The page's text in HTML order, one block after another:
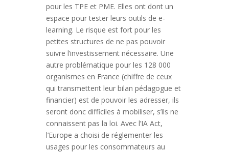
pour les TPE et PME. Elles ont dont un
espace pour tester leurs outils de e-
learning. Le risque est fort pour les
petites structures de ne pas pouvoir
suivre l’investissement nécessaire. Une
autre problématique pour les 128 000
organismes en France (chiffre de ceux
qui transmettent leur bilan pédagogue et
financier) est de pouvoir les adresser, ils
seront donc difficiles à mobiliser, s’ils ne
connaissent pas la loi. Avec l’IA Act,
l’Europe a choisi de réglementer les
usages pour les consommateurs au